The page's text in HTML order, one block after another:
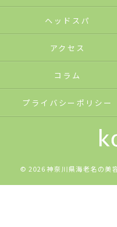
ヘッドスパ
アクセス
コラム
プライバシーポリシー
© 2026 神奈川県海老名の美